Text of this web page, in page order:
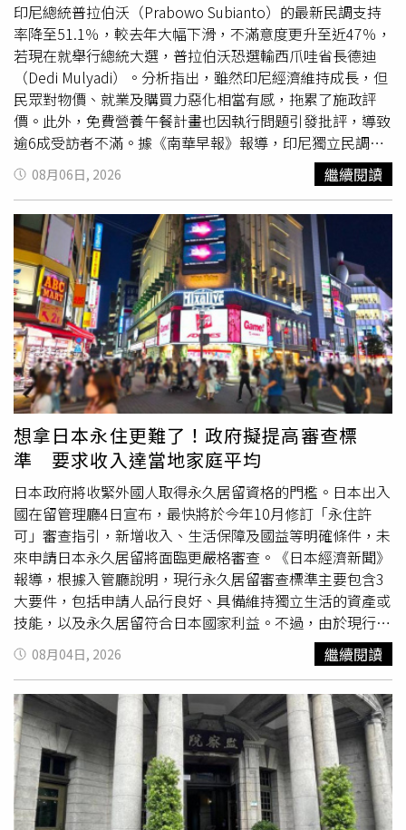
印尼總統普拉伯沃（Prabowo Subianto）的最新民調支持
率降至51.1％，較去年大幅下滑，不滿意度更升至近47％，
若現在就舉行總統大選，普拉伯沃恐選輸西爪哇省長德迪
（Dedi Mulyadi）。分析指出，雖然印尼經濟維持成長，但
民眾對物價、就業及購買力惡化相當有感，拖累了施政評
價。此外，免費營養午餐計畫也因執行問題引發批評，導致
逾6成受訪者不滿。據《南華早報》報導，印尼獨立民調機
構「賽富爾穆賈尼研究與顧問公司」（Saiful Mujani
Research and Consulting，SMRC）公布的調查顯示，普拉
伯沃的施政滿意度降至51.1％，較2025年11月的81.2％以
及2026年3月的66.4％持續下滑；另一方面，不滿意其施政
表現的比例則從2025年11月的16％攀升至2026年7月的近
47％。據悉，這項調查於7月5日至19日進行，共訪問749名
受訪者。分析人士指出，支持率下滑反映出印尼整體經濟數
據雖然仍維持不錯表現，但卻與民眾對經濟的實際感受存在
落差。物價、就業以及購買力等問題持續引發憂慮，也讓民
眾開始質疑普拉伯沃的施政。此前，「SMRC」執行董事德
尼（Deni Irvani）於7月29日發布調查結果時表示：「民眾
滿意度下降，與民眾對經濟、政治以及司法執法狀況正面觀
感的下滑密切相關。」民調支持率的下滑，不僅影響普拉伯
沃在國內的人氣，也具有更廣泛的政治意義。普拉伯沃於
2024年10月就任總統時，承諾將加速經濟成長、強化國家
主權，並帶領這個東南亞最大經濟體，推動多項大型社會福
利計畫。調查也顯示，若今天舉行總統大選，普拉伯沃將落
後於西爪哇省（West Java）省長德迪。僅有14.5％受訪者
表示會投票支持普拉伯沃，相較之下，有35％受訪者表示將
支持德迪。報導指出，造成民眾不滿的重要原因之一，包括
普拉伯沃主打的免費營養午餐計畫。這項總經費達127億美
元的計畫，目標是替超過8200萬名學生、幼童、孕婦及哺
乳中的母親提供免費營養午餐，以改善兒童發育遲緩及營養
不良問題。然而，超過61％受訪者對該計畫的執行方式表達
不滿。此外，印尼憲法法院（Constitutional Court）也裁
定，自2028年起，教育預算不得再用於支應學校免費營養
午餐計畫。在整體經濟方面，接近半數受訪者認為印尼目前
經濟狀況「不好」，另有42.8％認為普拉伯沃執政下的政治
環境表現負面。此外，近38％受訪者認為，在普拉伯沃領導
下，司法執法表現不佳。對此，印尼國務秘書部長普拉塞蒂
約（Prasetyo Hadi）則表示，政府仍然「有信心」各項政
08月06日, 2026 繼續閱讀
想拿日本永住更難了！政府擬提高審查標
準 要求收入達當地家庭平均
日本政府將收緊外國人取得永久居留資格的門檻。日本出入
國在留管理廳4日宣布，最快將於今年10月修訂「永住許
可」審查指引，新增收入、生活保障及國益等明確條件，未
來申請日本永久居留將面臨更嚴格審查。《日本經濟新聞》
報導，根據入管廳說明，現行永久居留審查標準主要包含3
大要件，包括申請人品行良好、具備維持獨立生活的資產或
技能，以及永久居留符合日本國家利益。不過，由於現行指
引未詳細規範收入與生活能力標準，因此政府決定進一步明
確化審查內容。新規定將要求申請永久居留者，原則上需持
續維持高於日本家庭平均收入水準的年收入，以確保申請人
具備穩定生活能力，避免未來因經濟困難而依賴日本社會福
利制度。此外，對於退休後的生活保障，也將要求申請人具
備相當於日本家庭平均以上水準的年金等收入預期。在「符
合日本國家利益」方面，入管廳將首次明確寫入判定標準，
要求「外國人的永久居留必須積極且具體地為日本帶來利
益」。若申請人存在未繳納稅金、未支付社會保險費、違反
08月04日, 2026 繼續閱讀